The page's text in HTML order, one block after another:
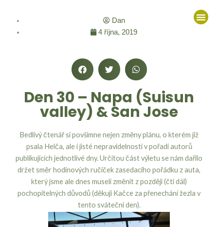
Dan
4 října, 2019
Den 30 – Napa (Suisun
valley) & San Jose
Bedlivý čtenář si povšimne nejen změny plánu, o kterém již
psala Helča, ale i jisté nepravidelnosti v pořadí autorů
publikujících jednotlivé dny. Určitou část výletu se nám dařilo
držet směr hodinových ručiček zasedacího pořádku z auta,
který jsme ale dnes museli změnit z později (čti dál)
pochopitelných důvodů (děkuji Kačce za přenechání žezla v
tento sváteční den).